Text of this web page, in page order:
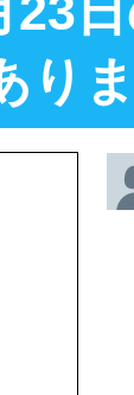
り